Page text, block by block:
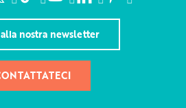
nostra newsletter